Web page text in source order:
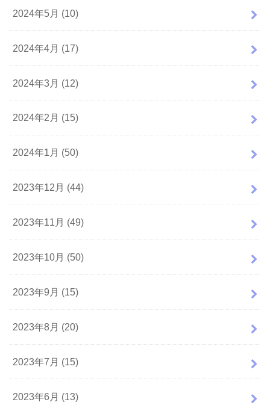
2024年5月 (10)
2024年4月 (17)
2024年3月 (12)
2024年2月 (15)
2024年1月 (50)
2023年12月 (44)
2023年11月 (49)
2023年10月 (50)
2023年9月 (15)
2023年8月 (20)
2023年7月 (15)
2023年6月 (13)